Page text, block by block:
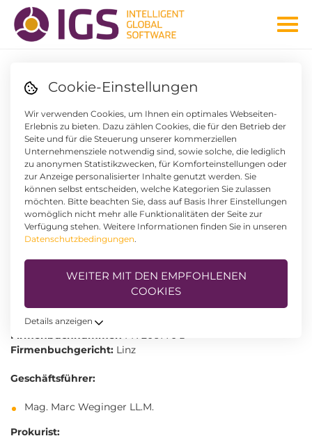
Cookie-Einstellungen
Wir verwenden Cookies, um Ihnen ein optimales Webseiten-
Erlebnis zu bieten. Dazu zählen Cookies, die für den Betrieb der
Seite und für die Steuerung unserer kommerziellen
Unternehmensziele notwendig sind, sowie solche, die lediglich
zu anonymen Statistikzwecken, für Komforteinstellungen oder
zur Anzeige personalisierter Inhalte genutzt werden. Sie
können selbst entscheiden, welche Kategorien Sie zulassen
möchten. Bitte beachten Sie, dass auf Basis Ihrer Einstellungen
womöglich nicht mehr alle Funktionalitäten der Seite zur
Verfügung stehen. Weitere Informationen finden Sie in unseren
Datenschutzbedingungen.
WEITER MIT DEN EMPFOHLENEN
COOKIES
Details anzeigen
IMPRESSUM
Informationspflicht laut §5 E-Commerce Gesetz, §14
Unternehmensgesetzbuch, §63 Gewerbeordnung und
Offenlegungspflicht laut §25 Mediengesetz.
IGS Systemmanagement GmbH & Co KG
Dorfplatz 5
A-4533 Piberbach
Österreich
Tel.:+43 7228 / 6451 – 0
+43 7228 / 6451 – 30
UID-Nummer:ATU51331508
Firmenbuchnummer: FN 206770 z
Firmenbuchgericht: Linz
Geschäftsführer:
Mag. Marc Weginger LL.M.
Prokurist: